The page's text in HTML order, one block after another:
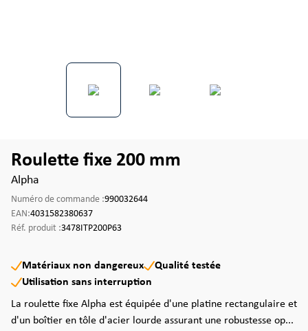
Roulette fixe 200 mm
Alpha
Numéro de commande :990032644
EAN:4031582380637
Réf. produit :3478ITP200P63
Matériaux non dangereux
Qualité testée
Utilisation sans interruption
La roulette fixe Alpha est équipée d'une platine rectangulaire et
d'un boîtier en tôle d'acier lourde assurant une robustesse op...